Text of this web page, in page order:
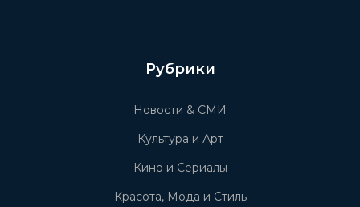
Рубрики
Новости & СМИ
Культура и Арт
Кино и Сериалы
Красота, Мода и Стиль